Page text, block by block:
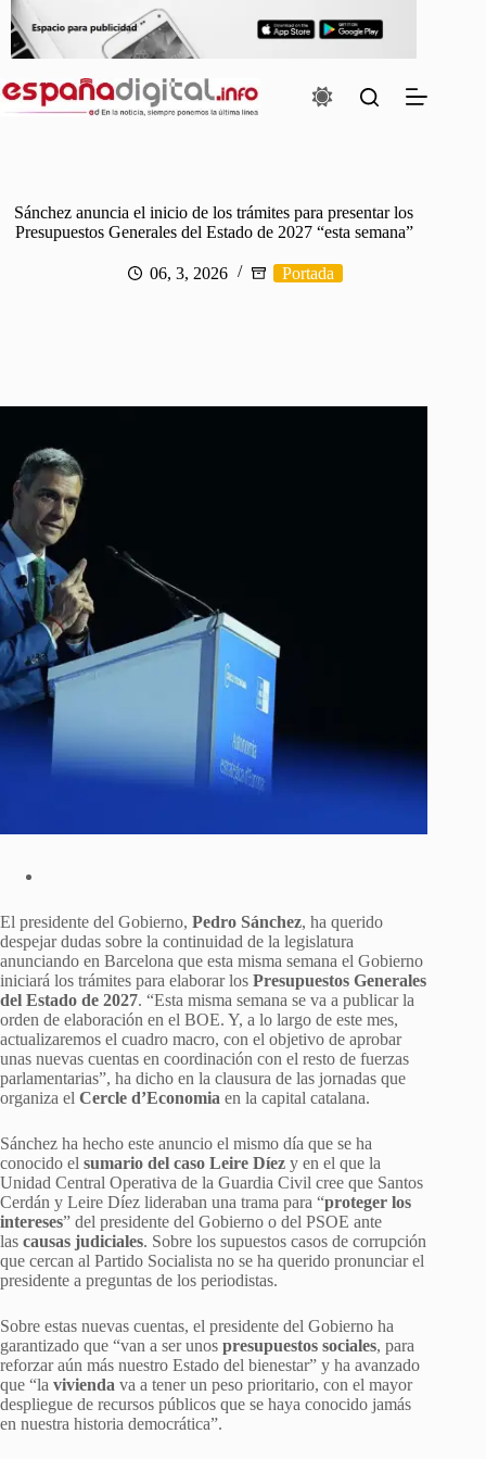
contenido
Sánchez anuncia el inicio de los trámites para presentar los
Presupuestos Generales del Estado de 2027 “esta semana”
06, 3, 2026 Portada
El presidente del Gobierno, Pedro Sánchez, ha querido
despejar dudas sobre la continuidad de la legislatura
anunciando en Barcelona que esta misma semana el Gobierno
iniciará los trámites para elaborar los Presupuestos Generales
del Estado de 2027. “Esta misma semana se va a publicar la
orden de elaboración en el BOE. Y, a lo largo de este mes,
actualizaremos el cuadro macro, con el objetivo de aprobar
unas nuevas cuentas en coordinación con el resto de fuerzas
parlamentarias”, ha dicho en la clausura de las jornadas que
organiza el Cercle d’Economia en la capital catalana.
Sánchez ha hecho este anuncio el mismo día que se ha
conocido el sumario del caso Leire Díez y en el que la
Unidad Central Operativa de la Guardia Civil cree que Santos
Cerdán y Leire Díez lideraban una trama para “proteger los
intereses” del presidente del Gobierno o del PSOE ante
las causas judiciales. Sobre los supuestos casos de corrupción
que cercan al Partido Socialista no se ha querido pronunciar el
presidente a preguntas de los periodistas.
Sobre estas nuevas cuentas, el presidente del Gobierno ha
garantizado que “van a ser unos presupuestos sociales, para
reforzar aún más nuestro Estado del bienestar” y ha avanzado
que “la vivienda va a tener un peso prioritario, con el mayor
despliegue de recursos públicos que se haya conocido jamás
en nuestra historia democrática”.